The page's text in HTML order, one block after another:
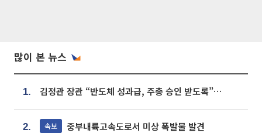
많이 본 뉴스
1. 김정관 장관 “반도체 성과급, 주총 승인 받도록”…상법·자본시장법 개정 시사
2. 속보 중부내륙고속도로서 미상 폭발물 발견